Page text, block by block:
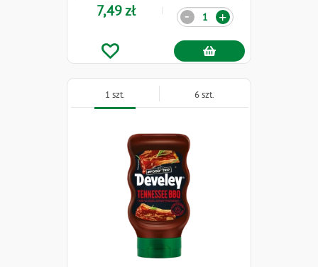
7,49 zł Ilość +
-
1 szt. 6 szt.